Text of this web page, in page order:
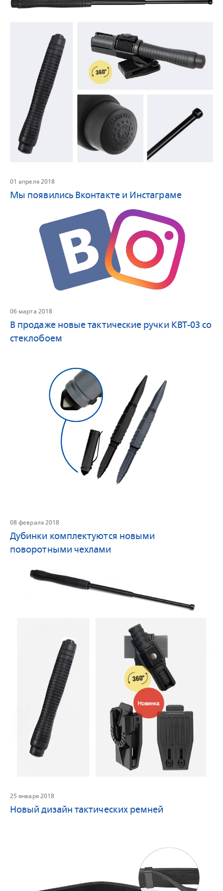
01 апреля 2018
Мы появились Вконтакте и Инстаграме
06 марта 2018
В продаже новые тактические ручки KBT-03 со
стеклобоем
08 февраля 2018
Дубинки комплектуются новыми
поворотными чехлами
25 января 2018
Новый дизайн тактических ремней